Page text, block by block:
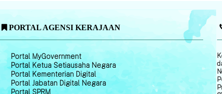
PORTAL AGENSI KERAJAAN
Portal MyGovernment
Portal Ketua Setiausaha Negara
Portal Kementerian Digital
Portal Jabatan Digital Negara
Portal SPRM